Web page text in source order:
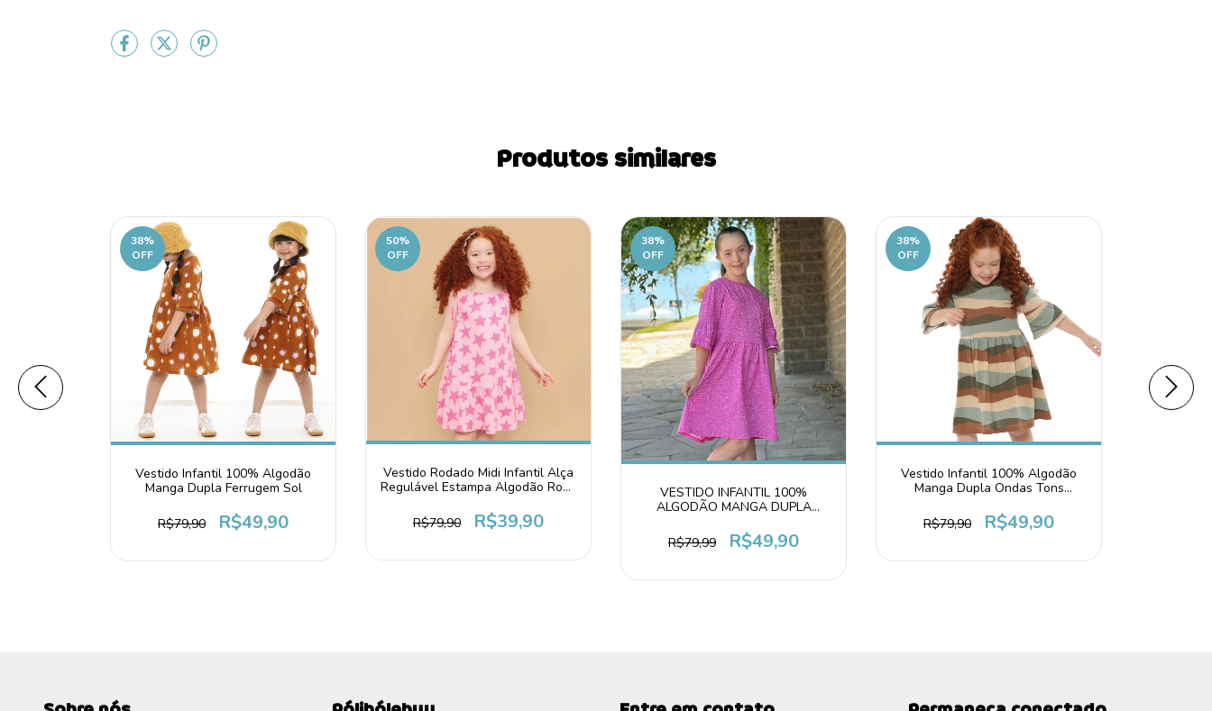
Produtos similares
38%
OFF
Vestido Infantil 100% Algodão
Manga Dupla Ferrugem Sol
R$79,90 R$49,90
50%
OFF
Vestido Rodado Midi Infantil Alça
Regulável Estampa Algodão Rosa
R$79,90
R$39,90
38%
OFF
VESTIDO INFANTIL 100%
ALGODÃO MANGA DUPLA
R$79,99
R$49,90
38%
OFF
Vestido Infantil 100% Algodão
Manga Dupla Ondas Tons
R$79,90
R$49,90